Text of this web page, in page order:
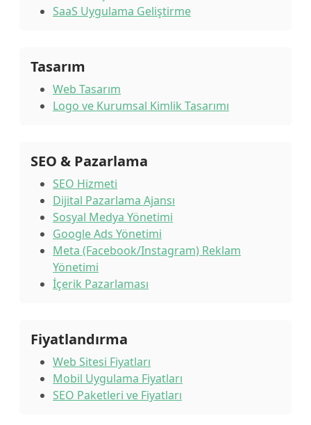
SaaS Uygulama Geliştirme
Tasarım
Web Tasarım
Logo ve Kurumsal Kimlik Tasarımı
SEO & Pazarlama
SEO Hizmeti
Dijital Pazarlama Ajansı
Sosyal Medya Yönetimi
Google Ads Yönetimi
Meta (Facebook/Instagram) Reklam
Yönetimi
İçerik Pazarlaması
Fiyatlandırma
Web Sitesi Fiyatları
Mobil Uygulama Fiyatları
SEO Paketleri ve Fiyatları